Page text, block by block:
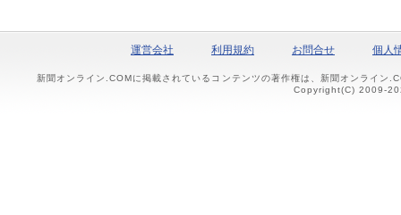
運営会社 利用規約 お問合せ 個人
新聞オンライン.COMに掲載されているコンテンツの著作権は、新聞オンライン
Copyright(C) 2009-